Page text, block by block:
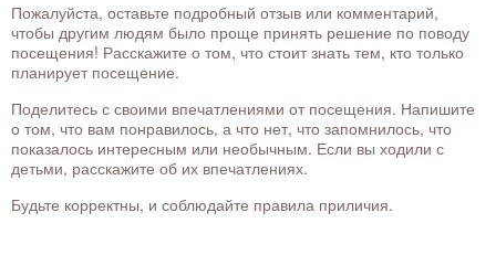
Пожалуйста, оставьте подробный отзыв или комментарий,
чтобы другим людям было проще принять решение по поводу
посещения! Расскажите о том, что стоит знать тем, кто только
планирует посещение.
Поделитесь с своими впечатлениями от посещения. Напишите
о том, что вам понравилось, а что нет, что запомнилось, что
показалось интересным или необычным. Если вы ходили с
детьми, расскажите об их впечатлениях.
Будьте корректны, и соблюдайте правила приличия.